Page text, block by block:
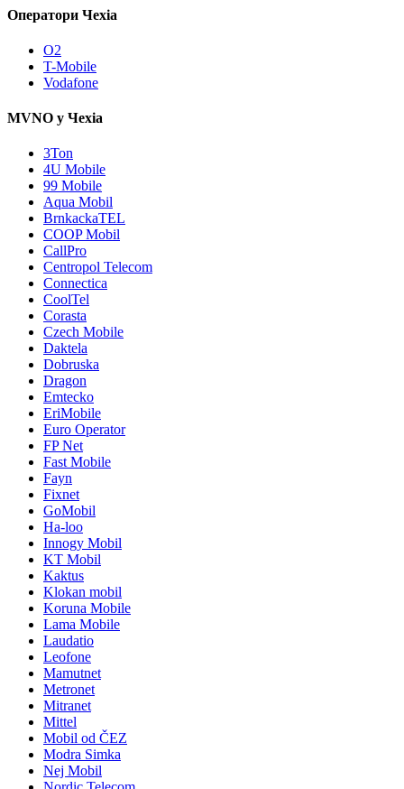
Оператори Чехіа
O2
T-Mobile
Vodafone
MVNO у Чехіа
3Ton
4U Mobile
99 Mobile
Aqua Mobil
BrnkackaTEL
COOP Mobil
CallPro
Centropol Telecom
Connectica
CoolTel
Corasta
Czech Mobile
Daktela
Dobruska
Dragon
Emtecko
EriMobile
Euro Operator
FP Net
Fast Mobile
Fayn
Fixnet
GoMobil
Ha-loo
Innogy Mobil
KT Mobil
Kaktus
Klokan mobil
Koruna Mobile
Lama Mobile
Laudatio
Leofone
Mamutnet
Metronet
Mitranet
Mittel
Mobil od ČEZ
Modra Simka
Nej Mobil